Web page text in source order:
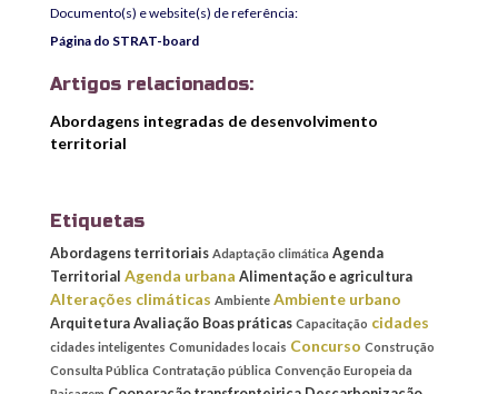
Documento(s) e website(s) de referência:
Página do STRAT-board
Artigos relacionados:
Abordagens integradas de desenvolvimento
territorial
Etiquetas
Abordagens territoriais Adaptação climática Agenda
Territorial Agenda urbana Alimentação e agricultura
Alterações climáticas Ambiente Ambiente urbano
Arquitetura Avaliação Boas práticas Capacitação cidades
cidades inteligentes Comunidades locais Concurso Construção
Consulta Pública Contratação pública Convenção Europeia da